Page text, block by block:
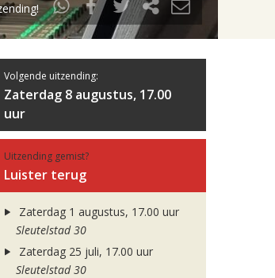
Volgende uitzending:
Zaterdag 8 augustus, 17.00
uur
Uitzending gemist?
Luister terug
Zaterdag 1 augustus, 17.00 uur
Sleutelstad 30
Zaterdag 25 juli, 17.00 uur
Sleutelstad 30